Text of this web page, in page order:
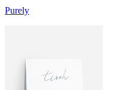
Purely